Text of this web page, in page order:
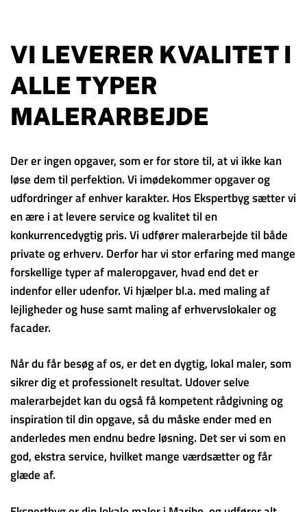
VI LEVERER KVALITET I
ALLE TYPER
MALERARBEJDE
Der er ingen opgaver, som er for store til, at vi ikke kan
løse dem til perfektion. Vi imødekommer opgaver og
udfordringer af enhver karakter. Hos Ekspertbyg sætter vi
en ære i at levere service og kvalitet til en
konkurrencedygtig pris. Vi udfører malerarbejde til både
private og erhverv. Derfor har vi stor erfaring med mange
forskellige typer af maleropgaver, hvad end det er
indenfor eller udenfor. Vi hjælper bl.a. med maling af
lejligheder og huse samt maling af erhvervslokaler og
facader.
Når du får besøg af os, er det en dygtig, lokal maler, som
sikrer dig et professionelt resultat. Udover selve
malerarbejdet kan du også få kompetent rådgivning og
inspiration til din opgave, så du måske ender med en
anderledes men endnu bedre løsning. Det ser vi som en
god, ekstra service, hvilket mange værdsætter og får
glæde af.